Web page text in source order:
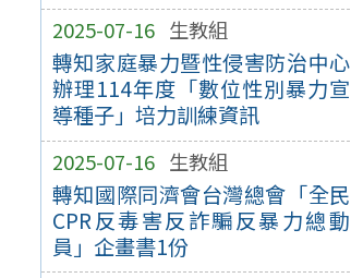
2025-07-16 生教組
轉知家庭暴力暨性侵害防治中心
辦理114年度「數位性別暴力宣
導種子」培力訓練資訊
2025-07-16 生教組
轉知國際同濟會台灣總會「全民
CPR反毒害反詐騙反暴力總動
員」企畫書1份